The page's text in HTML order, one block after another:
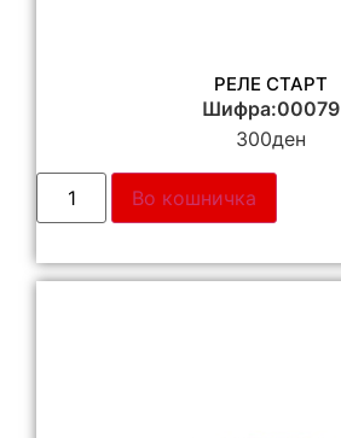
РЕЛЕ СТАРТ
Шифра:00079
300ден
Во кошничка